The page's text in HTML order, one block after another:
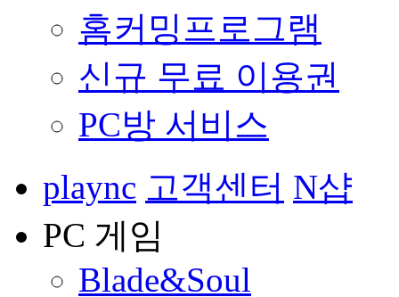
홈커밍프로그램
신규 무료 이용권
PC방 서비스
plaync 고객센터 N샵
PC 게임
Blade&Soul